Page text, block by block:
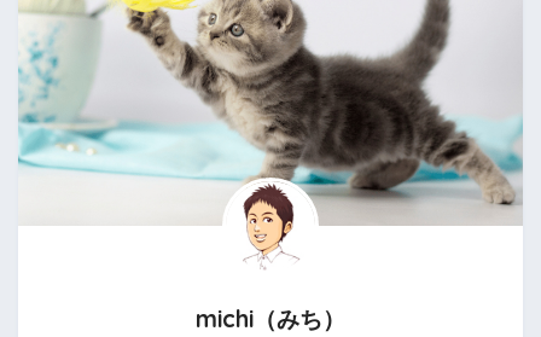
michi（みち）